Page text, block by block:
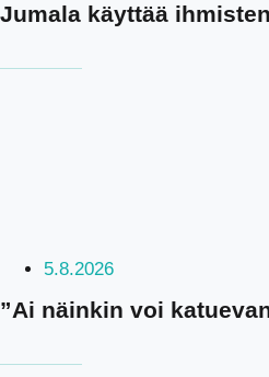
Jumala käyttää
5.8.2026
”Ai näinkin voi